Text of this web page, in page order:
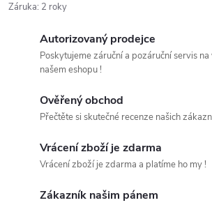
Záruka: 2 roky
Autorizovaný prodejce
Poskytujeme záruční a pozáruční servis
našem eshopu !
Ověřený obchod
Přečtěte si skutečné recenze našich
Vrácení zboží je zdarma
Vrácení zboží je zdarma a platíme ho my !
Zákazník našim pánem